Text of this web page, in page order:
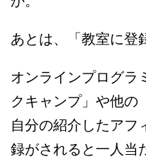
あとは、「教室に登
オンラインプログラ
クキャンプ」や他の
自分の紹介したアフ
録がされると一人